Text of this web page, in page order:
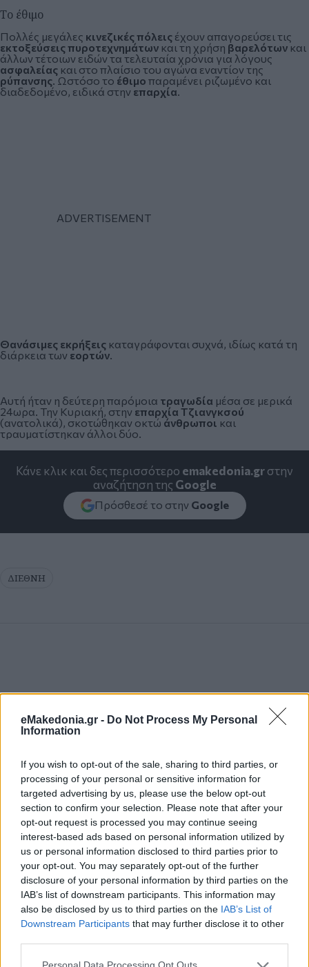
eMakedonia.gr - Do Not Process My Personal
Information
If you wish to opt-out of the sale, sharing to third parties, or
processing of your personal or sensitive information for
targeted advertising by us, please use the below opt-out
section to confirm your selection. Please note that after your
opt-out request is processed you may continue seeing
interest-based ads based on personal information utilized by
us or personal information disclosed to third parties prior to
your opt-out. You may separately opt-out of the further
disclosure of your personal information by third parties on the
IAB’s list of downstream participants. This information may
also be disclosed by us to third parties on the IAB’s List of
Downstream Participants that may further disclose it to other
Please note that this website/app uses one or more Google
Το έθιμο
Πολλές μεγάλες κινεζικές πόλεις έχουν απαγορεύσει τις
εκτοξεύσεις πυροτεχνημάτων και τη χρήση βαρελότωνκαι
άλλων τέτοιων ειδών τα τελευταία χρόνια για λόγους
ασφαλείας και στο πλαίσιο του αγώνα εναντίον της
ρύπανσης . Ωστόσο το έθιμο παραμένει ριζωμένο και
διαδεδομένο, ειδικά στην επαρχία.
Θανάσιμες εκρήξεις καταγράφονται συχνά, ιδίως κατά τη
διάρκεια των εορτών
Αυτή ήταν η δεύτερη παρόμοια τραγωδία μέσα σε μερικά
24ωρα. Την Κυριακή, στην επαρχία Τζιανγκσού
(ανατολικά), σκοτώθηκαν οκτώάνθρωποι και
τραυματίστηκαν άλλοι δύο.
Κάνε κλικ και δες περισσότερο emakedonia.grστην
αναζήτηση της Google
Πρόσθεσέ το στην Google
ΔΙΕΘΝΗ